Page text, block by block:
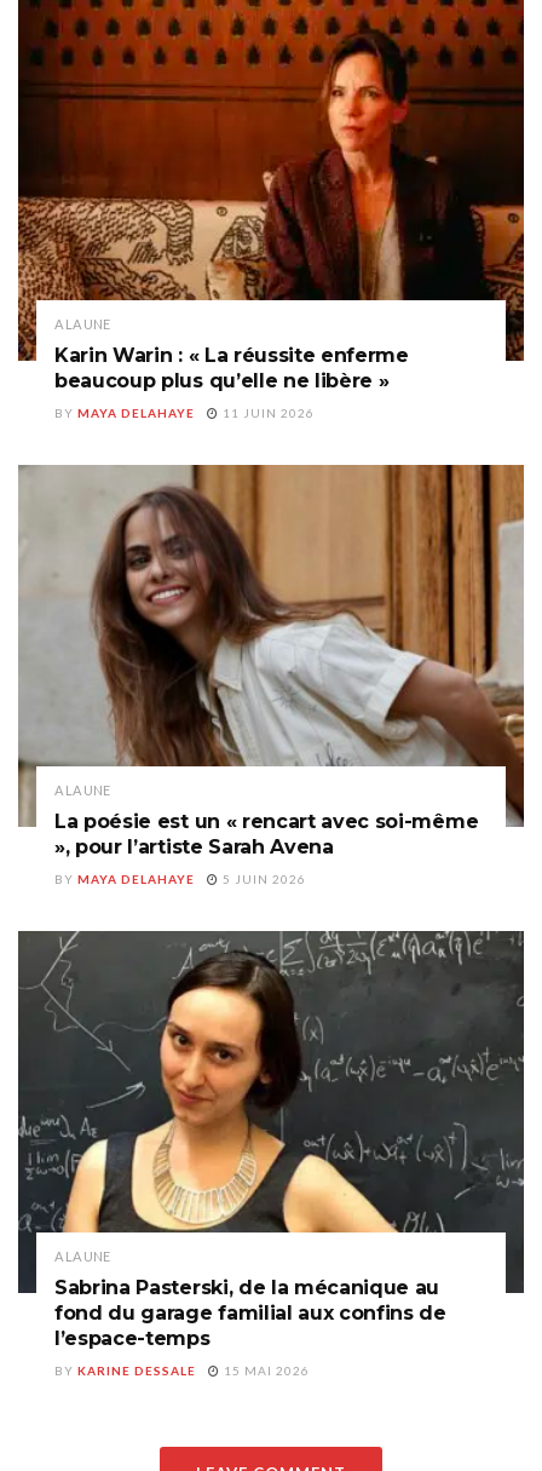
A LA UNE
Karin Warin : « La réussite enferme
beaucoup plus qu’elle ne libère »
BY MAYA DELAHAYE 11 JUIN 2026
A LA UNE
La poésie est un « rencart avec soi-même
», pour l’artiste Sarah Avena
BY MAYA DELAHAYE 5 JUIN 2026
A LA UNE
Sabrina Pasterski, de la mécanique au
fond du garage familial aux confins de
l’espace-temps
BY KARINE DESSALE 15 MAI 2026